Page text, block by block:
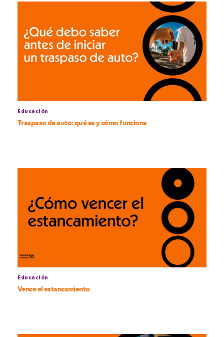
Educación
Traspaso de auto: qué es y cómo funciona
Educación
Vence el estancamiento